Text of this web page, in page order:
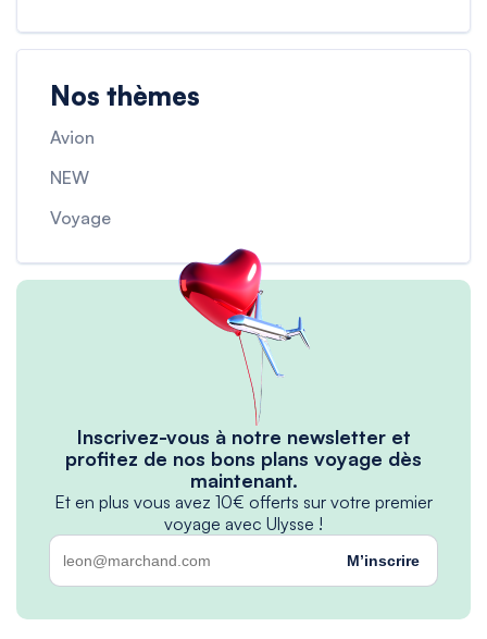
Nos thèmes
Avion
NEW
Voyage
Inscrivez-vous à notre newsletter et
profitez de nos bons plans voyage dès
maintenant.
Et en plus vous avez 10€ offerts sur votre premier
voyage avec Ulysse !
M’inscrire